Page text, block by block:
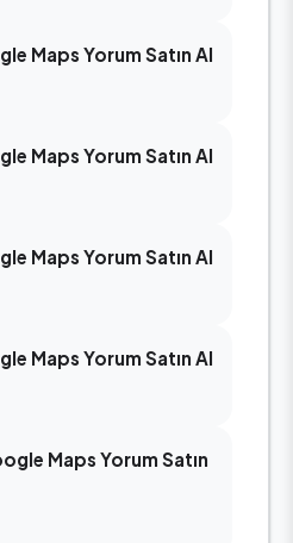
Maps Yorum Satın Al
Maps Yorum Satın Al
Maps Yorum Satın Al
Maps Yorum Satın Al
Maps Yorum Satın